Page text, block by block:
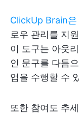
ClickUp Brain은
로우 관리를 지
이 도구는 아웃
인 문구를 다듬
업을 수행할 수
또한 참여도 추